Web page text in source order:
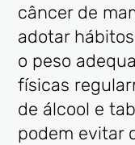
câncer de
adotar
o peso
físicas
de álcool e
podem evitar